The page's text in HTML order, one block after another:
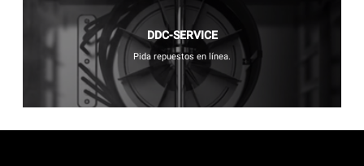
DDC-SERVICE
Pida repuestos en línea.